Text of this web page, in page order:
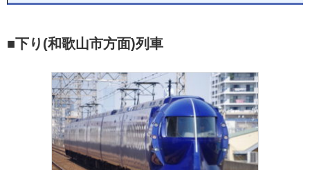
■下り(和歌山市方面)列車